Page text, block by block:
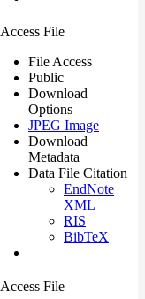
Access File
File Access
Public
Download
Options
JPEG Image
Download
Metadata
Data File Citation
EndNote
XML
RIS
BibTeX
Access File